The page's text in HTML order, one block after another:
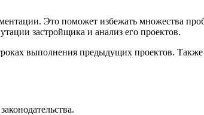
Это поможет избежать множества
застройщика и анализ его проектов.
выполнения предыдущих проектов. Также